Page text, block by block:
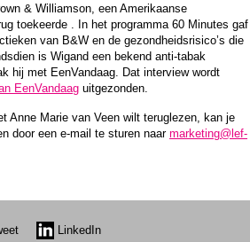
& Williamson, een Amerikaanse
toekeerde . In het programma 60 Minutes gaf
van B&W en de gezondheidsrisico’s die
is Wigand een bekend anti-tabak
hij met EenVandaag. Dat interview wordt
EenVandaag uitgezonden.
Anne Marie van Veen wilt teruglezen, kan je
door een e-mail te sturen naar marketing@lef-
LinkedIn